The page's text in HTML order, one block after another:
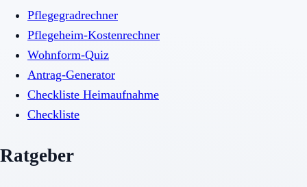
Pflegegradrechner
Pflegeheim-Kostenrechner
Wohnform-Quiz
Antrag-Generator
Checkliste Heimaufnahme
Checkliste
Ratgeber